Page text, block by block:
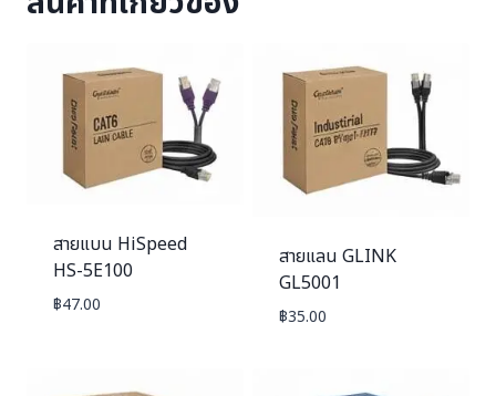
สายแบน HiSpeed
HS-5E100
฿47.00
สายแลน GLINK
GL5001
฿35.00